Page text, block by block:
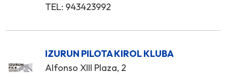
TEL: 943423992
IZURUN PILOTA KIROL KLUBA
Alfonso XIII Plaza, 2